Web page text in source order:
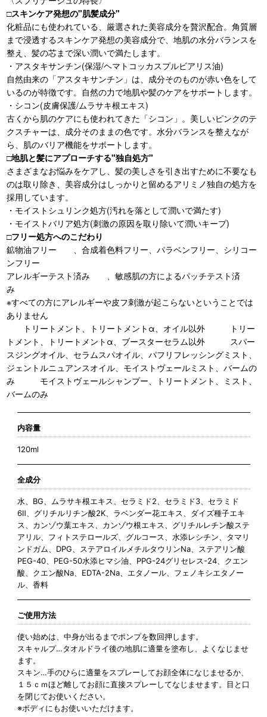
□スキンケア発想の"肌髪成分"
化粧品にも使われている、厳選された美容成分を贅沢配合。角質層
まで浸透するスキンケア発想の美容成分で、地肌の水分バランスを
整え、髪の芯まで深い潤いで満たします。
・アスタキサンチン(保湿/ヘマトコッカスプルビアリス油)
自然由来の「アスタキサンチン」は、成分そのものが赤い色をして
いるのが特徴です。自然の力で地肌や髪のケアをサポートします。
・シコン(皮膚保護/ムラサキ根エキス)
古くから肌のケアにも使われてきた「シコン」。美しいピンクのテ
クスチャーは、成分そのままの色です。水分バランスを整えなが
ら、肌のバリア機能をサポートします。
□地肌と髪にアプローチする"独自処方"
さまざまなお悩みをケアし、髪の美しさを引き出すために不要なも
のは取り除き、美容成分はしっかりと留めるアリミノ独自の処方を
採用しています。
・モイストシュリンク処方(汚れを落として潤いで満たす)
・モイストバリア処方(刺激の原因を取り除いて潤いキープ)
□フリー処方へのこだわり
鉱物油フリー 、合成着色料フリー、パラベンフリー、シリコー
ンフリー
アレルギーテスト済み 、敏感肌の方によるパッチテスト済
み
※すべての方にアレルギーや皮フ刺激が起こらないということでは
ありません
トリートメント、トリートメントα、オイル以外 トリー
トメント、トリートメントα、ブースターセラム以外 スパー
スジングオイル、セラムスパオイル、パフリフレッシングミスト、
ジェントルニュアンスオイル、モイストヴェールミスト、バームの
み モイストヴェールシャンプー、トリートメント、ミスト、
バームのみ
内容量
120ml
全成分
水、BG、ムラサキ根エキス、セラミド2、セラミド3、セラミド
6Ⅱ、グリチルリチン酸2K、ラベンダー花エキス、ダイズ種子エキ
ス、カンゾウ葉エキス、カンゾウ根エキス、グリチルレチン酸ステ
アリル、フィトステロールズ、グルコース、水添レシチン、タマリ
ンドガム、DPG、ステアロイルメチルタウリンNa、ステアリン酸
PEG-40、PEG-50水添ヒマシ油、PPG-24グリセレス-24、クエン
酸、クエン酸Na、EDTA-2Na、エタノール、フェノキシエタノー
ル、香料
ご使用方法
使い始めは、中身が出るまでポンプを数回押します。
スキャルプ…タオルドライ後の地肌に適量を塗布し、よくなじませ
ます。
スキン…手のひらに適量をスプレーしてお顔全体になじませるか、
１５ｃｍほど離してお顔に直接スプレーしてなじませます。目と口
を閉じてお使いください。
※ボディにもお使いいただけます。